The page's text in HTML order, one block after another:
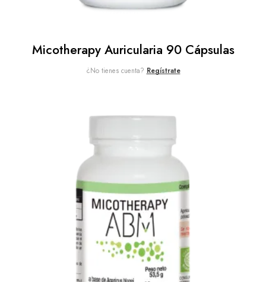
Micotherapy Auricularia 90 Cápsulas
¿No tienes cuenta? Regístrate